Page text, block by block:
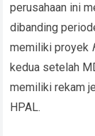
perusahaan ini
dibanding
memiliki proyek
kedua setelah
memiliki rekam
HPAL.